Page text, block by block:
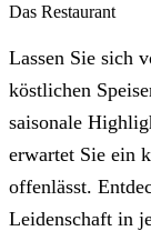
Das Restaurant
Lassen Sie sich
köstlichen
saisonale
erwartet Sie ein
offenlässt.
Leidenschaft in